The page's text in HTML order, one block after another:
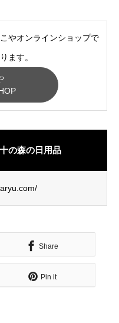
やオンラインショップで
ます。
の森の日用品
Share
Pin it